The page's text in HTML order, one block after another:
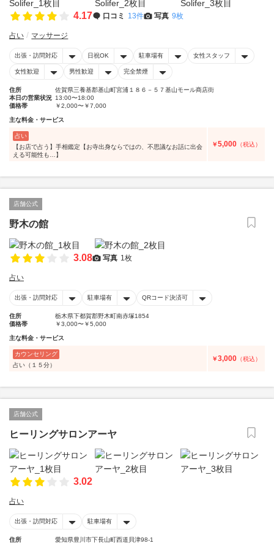
4.17 口コミ 13件 写真 9枚
占い マッサージ
出張・訪問対応 日祝OK 駐車場有 女性スタッフ
女性歓迎 男性歓迎 完全禁煙
住所
佐賀県三養基郡基山町宮浦１８６－５７基山モール商店街
本日の営業状況 13:00〜18:00
価格帯
￥2,000〜￥7,000
主な料金・サービス
占い
【お店で占う】手相鑑定【お寺出身ならではの、不思議なお話に出会
える可能性も…】
￥5,000 （税込）
店舗公式
野木の館
3.08 写真 1枚
占い
出張・訪問対応 駐車場有 QRコード決済可
住所
栃木県下都賀郡野木町南赤塚1854
価格帯
￥3,000〜￥5,000
主な料金・サービス
カウンセリング
占い（１５分）
￥3,000 （税込）
店舗公式
ヒーリングサロンアーヤ
3.02
占い
出張・訪問対応 駐車場有
住所 愛知県豊川市下長山町西道貝津98-1